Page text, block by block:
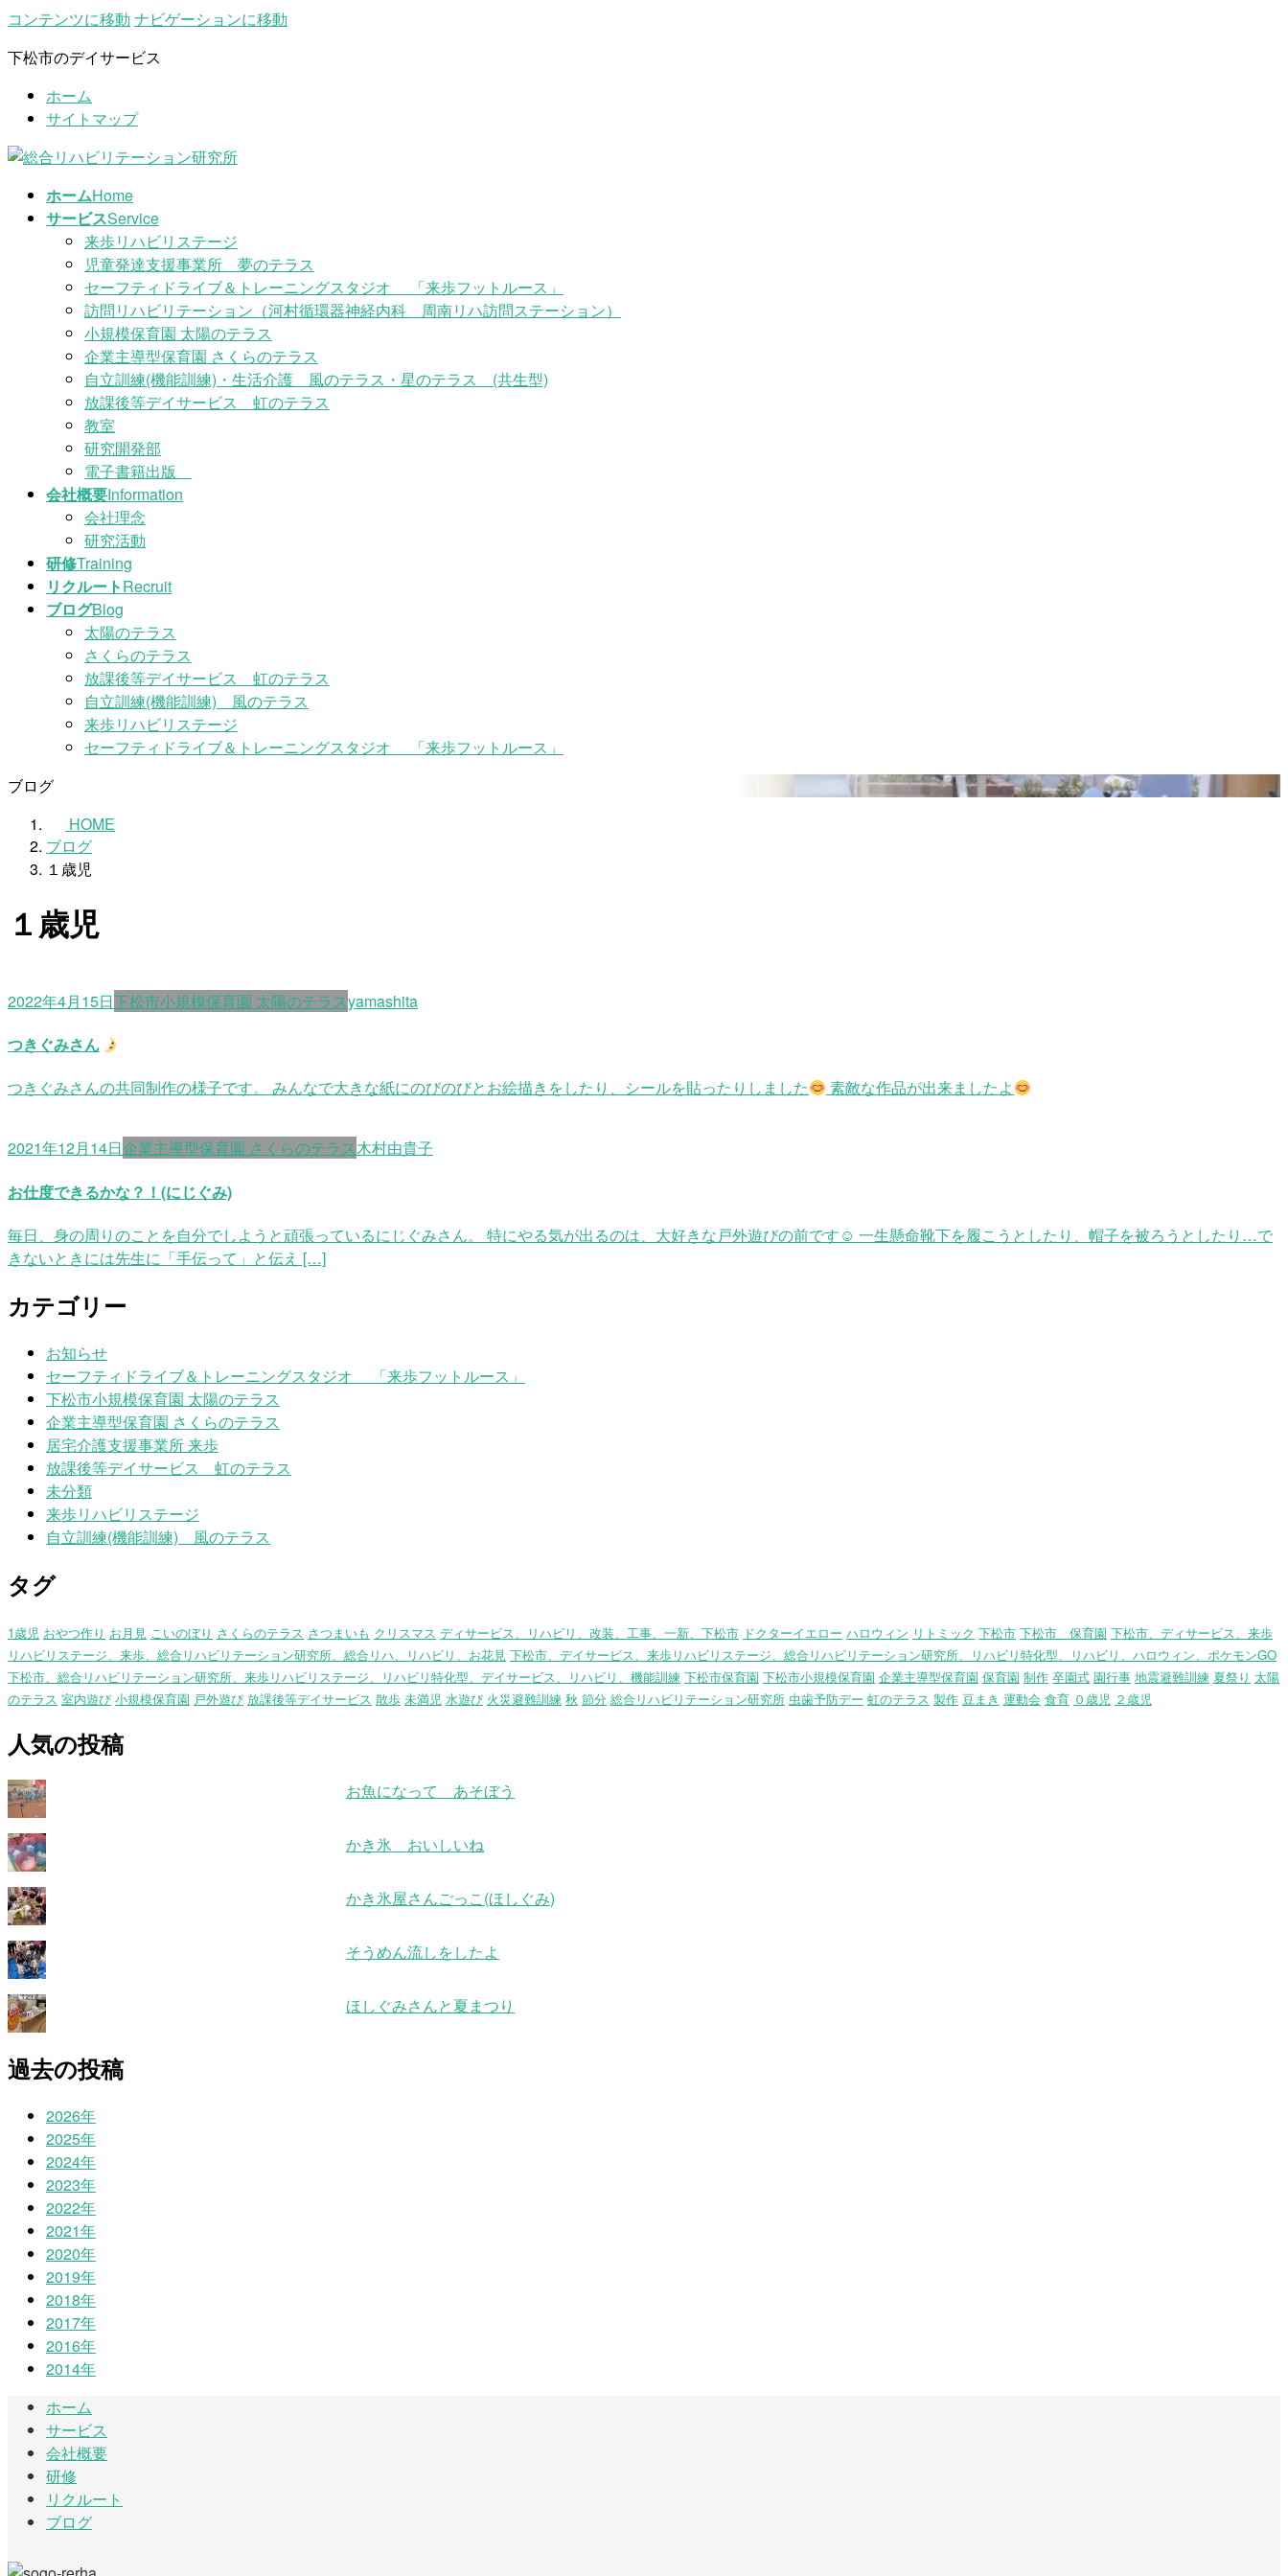
コンテンツに移動 ナビゲーションに移動
下松市のデイサービス
ホーム
サイトマップ
ホームHome
サービスService
来歩リハビリステージ
児童発達支援事業所 夢のテラス
セーフティドライブ＆トレーニングスタジオ 「来歩フットルース」
訪問リハビリテーション（河村循環器神経内科 周南リハ訪問ステーション）
小規模保育園 太陽のテラス
企業主導型保育園 さくらのテラス
自立訓練(機能訓練)・生活介護 風のテラス・星のテラス (共生型)
放課後等デイサービス 虹のテラス
教室
研究開発部
電子書籍出版
会社概要Information
会社理念
研究活動
研修Training
リクルートRecruit
ブログBlog
太陽のテラス
さくらのテラス
放課後等デイサービス 虹のテラス
自立訓練(機能訓練) 風のテラス
来歩リハビリステージ
セーフティドライブ＆トレーニングスタジオ 「来歩フットルース」
ブログ
HOME
ブログ
１歳児
１歳児
2022年4月15日下松市小規模保育園 太陽のテラスyamashita
つきぐみさん
つきぐみさんの共同制作の様子です。 みんなで大きな紙にのびのびとお絵描きをしたり、シールを貼ったりしました
素敵な作品が出来ましたよ
2021年12月14日企業主導型保育園 さくらのテラス木村由貴子
お仕度できるかな？！(にじぐみ)
毎日、身の周りのことを自分でしようと頑張っているにじぐみさん。 特にやる気が出るのは、大好きな戸外遊びの前です☺ 一生懸命靴下を履こうとしたり、帽子を被ろうとしたり…で
きないときには先生に「手伝って」と伝え […]
カテゴリー
お知らせ
セーフティドライブ＆トレーニングスタジオ 「来歩フットルース」
下松市小規模保育園 太陽のテラス
企業主導型保育園 さくらのテラス
居宅介護支援事業所 来歩
放課後等デイサービス 虹のテラス
未分類
来歩リハビリステージ
自立訓練(機能訓練) 風のテラス
タグ
1歳児 おやつ作り お月見 こいのぼり さくらのテラス さつまいも クリスマス ディサービス、リハビリ、改装、工事、一新、下松市 ドクターイエロー ハロウィン リトミック 下松市 下松市 保育園 下松市、ディサービス、来歩
リハビリステージ、来歩、総合リハビリテーション研究所、総合リハ、リハビリ、お花見 下松市、デイサービス、来歩リハビリステージ、総合リハビリテーション研究所、リハビリ特化型、リハビリ、ハロウィン、ポケモンGO
下松市、総合リハビリテーション研究所、来歩リハビリステージ、リハビリ特化型、デイサービス、リハビリ、機能訓練 下松市保育園 下松市小規模保育園 企業主導型保育園 保育園 制作 卒園式 園行事 地震避難訓練 夏祭り 太陽
のテラス 室内遊び 小規模保育園 戸外遊び 放課後等デイサービス 散歩 未満児 水遊び 火災避難訓練 秋 節分 総合リハビリテーション研究所 虫歯予防デー 虹のテラス 製作 豆まき 運動会 食育 ０歳児 ２歳児
人気の投稿
お魚になって あそぼう
かき氷 おいしいね
かき氷屋さんごっこ(ほしぐみ)
そうめん流しをしたよ
ほしぐみさんと夏まつり
過去の投稿
2026年
2025年
2024年
2023年
2022年
2021年
2020年
2019年
2018年
2017年
2016年
2014年
ホーム
サービス
会社概要
研修
リクルート
ブログ